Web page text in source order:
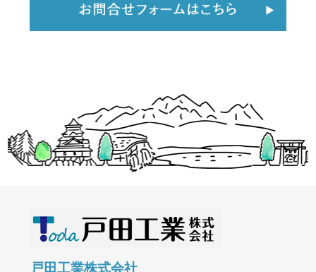
戸田工業株式会社